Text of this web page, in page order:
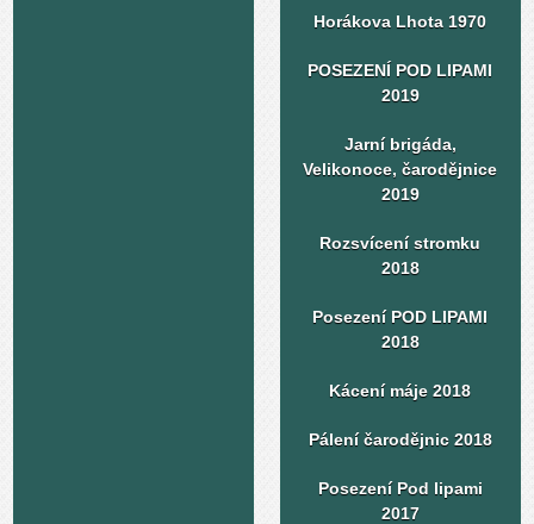
Horákova Lhota 1970
POSEZENÍ POD LIPAMI
2019
Jarní brigáda,
Velikonoce, čarodějnice
2019
Rozsvícení stromku
2018
Posezení POD LIPAMI
2018
Kácení máje 2018
Pálení čarodějnic 2018
Posezení Pod lipami
2017